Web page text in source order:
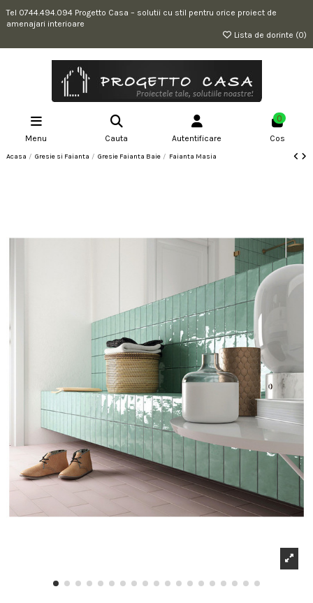
Tel 0744.494.094 Progetto Casa – solutii cu stil pentru orice proiect de
amenajari interioare
Lista de dorinte (0)
Menu Cauta Autentificare
0
Cos
Acasa Gresie si Faianta Gresie Faianta Baie Faianta Masia